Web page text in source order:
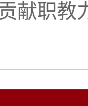
献职教